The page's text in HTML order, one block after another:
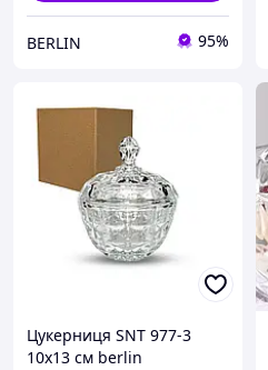
BERLIN 95%
Цукерниця SNT 977-3
10х13 см berlin